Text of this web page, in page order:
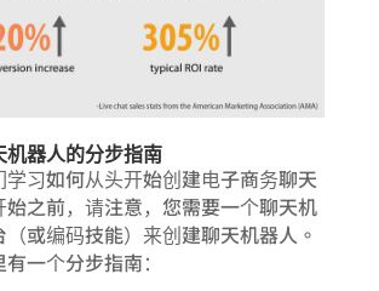
机器人的分步指南
习如何从头开始创建电子商务聊天
之前，请注意，您需要一个聊天机
或编码技能）来创建聊天机器人。
一个分步指南：